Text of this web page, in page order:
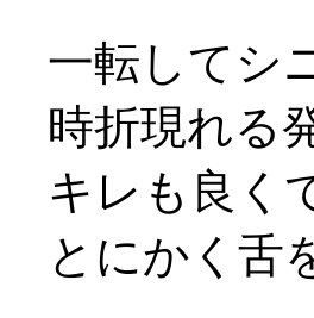
一転してシ
時折現れる
キレも良く
とにかく舌